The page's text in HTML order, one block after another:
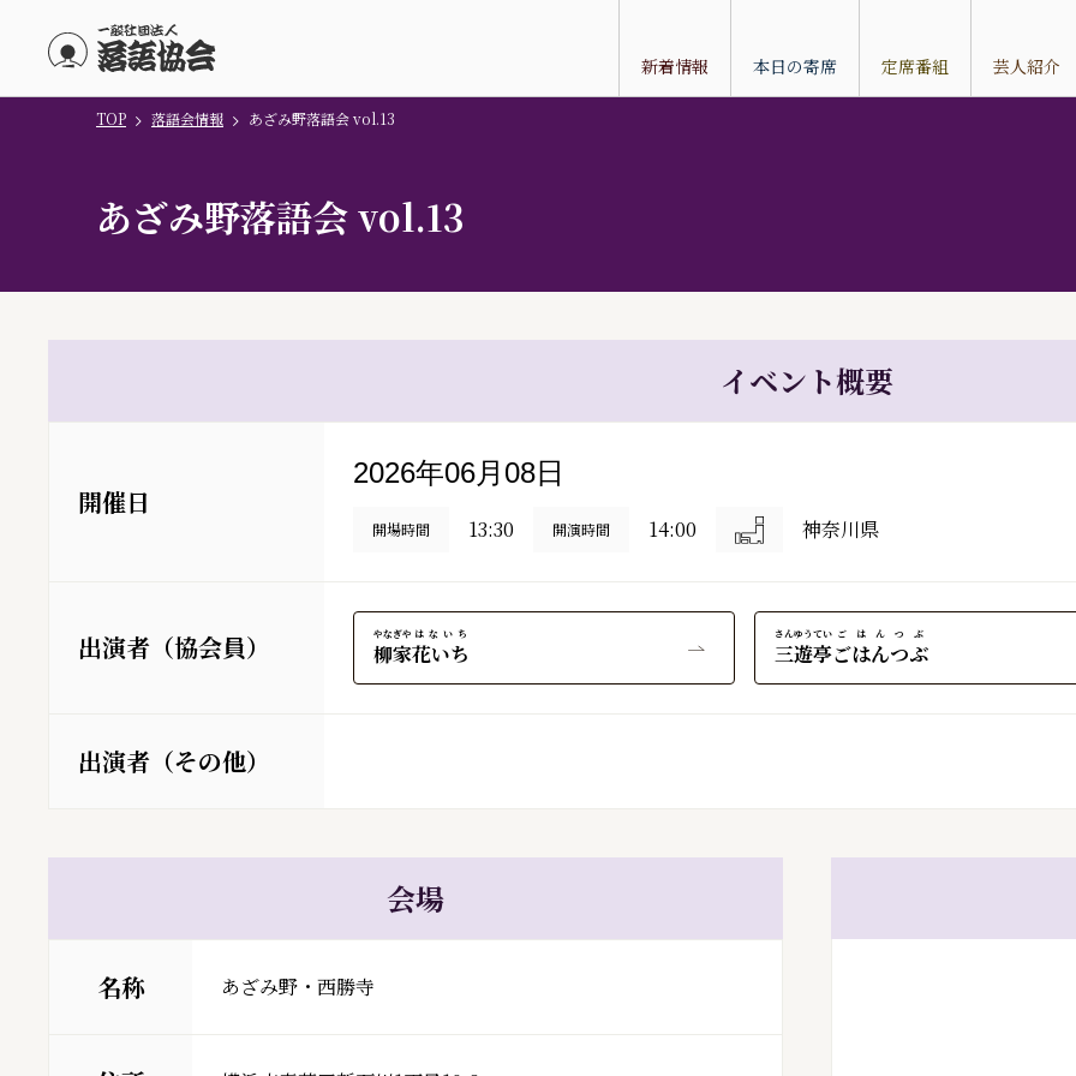
新着情報 本日の寄席 定席番組 芸人紹介
TOP 落語会情報 あざみ野落語会 vol.13
あざみ野落語会 vol.13
イベント概要
開催日
2026年06月08日
開場時間 13:30 開演時間 14:00 神奈川県
出演者（協会員） 柳家
やなぎや
花いち
はないち
三遊亭
さんゆうてい
ごはんつぶ
ごはんつぶ
出演者（その他）
会場
名称 あざみ野・西勝寺